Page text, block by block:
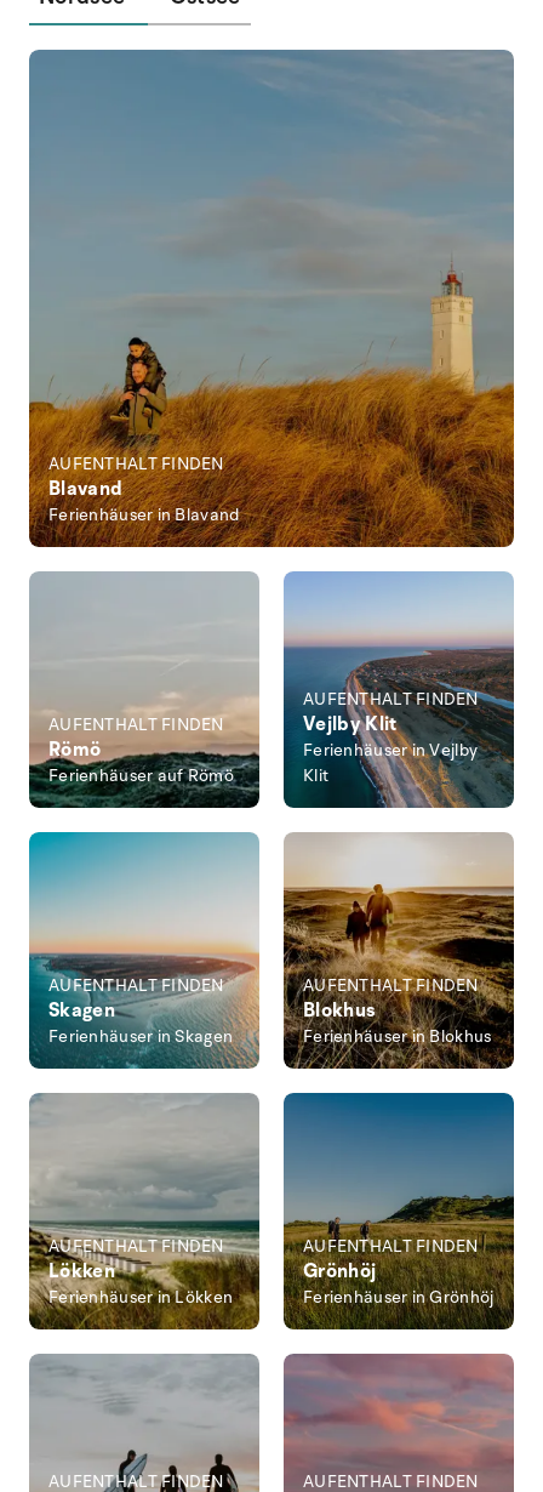
AUFENTHALT FINDEN
Blavand
Ferienhäuser in Blavand
AUFENTHALT FINDEN
Römö
Ferienhäuser auf Römö
AUFENTHALT FINDEN
Vejlby Klit
Ferienhäuser in Vejlby
Klit
AUFENTHALT FINDEN
Skagen
Ferienhäuser in Skagen
AUFENTHALT FINDEN
Blokhus
Ferienhäuser in Blokhus
AUFENTHALT FINDEN
Lökken
Ferienhäuser in Lökken
AUFENTHALT FINDEN
Grönhöj
Ferienhäuser in Grönhöj
AUFENTHALT FINDEN AUFENTHALT FINDEN